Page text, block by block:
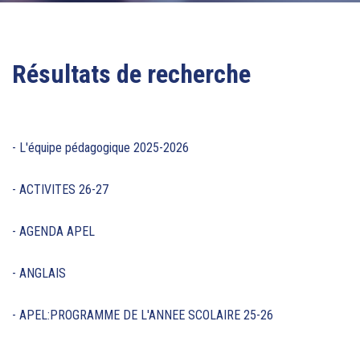
Résultats de recherche
- L'équipe pédagogique 2025-2026
- ACTIVITES 26-27
- AGENDA APEL
- ANGLAIS
- APEL:PROGRAMME DE L'ANNEE SCOLAIRE 25-26